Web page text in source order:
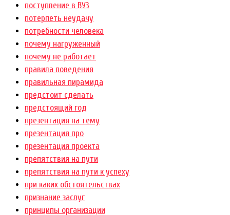
поступление в ВУЗ
потерпеть неудачу
потребности человека
почему нагруженный
почему не работает
правила поведения
правильная пирамида
предстоит сделать
предстоящий год
презентация на тему
презентация про
презентация проекта
препятствия на пути
препятствия на пути к успеху
при каких обстоятельствах
признание заслуг
принципы организации